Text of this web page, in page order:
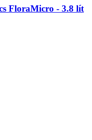
FloraMicro - 3.8 lít